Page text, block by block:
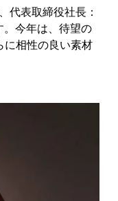
代表取締役社長：
。今年は、待望の
に相性の良い素材